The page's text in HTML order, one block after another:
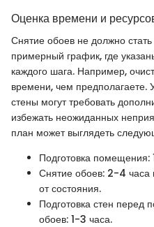
Оценка времени и
Снятие обоев не должно
примерный график, где
каждого шага. Например,
времени, чем предполагаете.
стены могут требовать
избежать неожиданных
план может выглядеть
Подготовка помещения:
Снятие обоев: 2-4 часа
от состояния.
Подготовка стен перед
обоев: 1-3 часа.